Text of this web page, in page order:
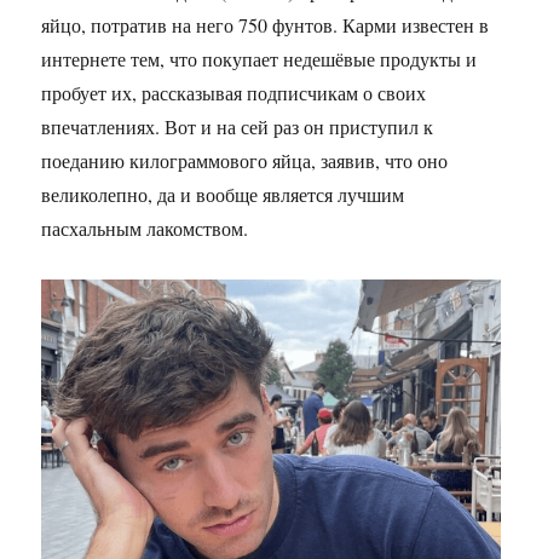
яйцо, потратив на него 750 фунтов. Карми известен в
интернете тем, что покупает недешёвые продукты и
пробует их, рассказывая подписчикам о своих
впечатлениях. Вот и на сей раз он приступил к
поеданию килограммового яйца, заявив, что оно
великолепно, да и вообще является лучшим
пасхальным лакомством.